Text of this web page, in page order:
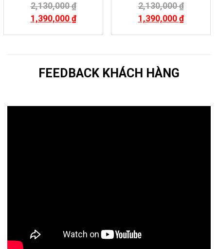
2,130,000₫
1,390,000 ₫
2,130,000₫
1,390,000 ₫
FEEDBACK KHÁCH HÀNG